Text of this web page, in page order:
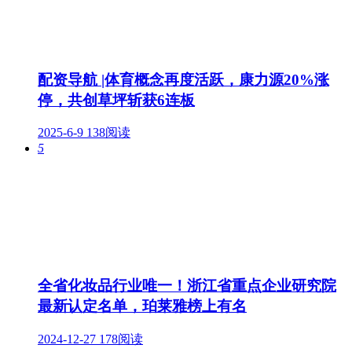
配资导航 |体育概念再度活跃，康力源20%涨
停，共创草坪斩获6连板
2025-6-9 138阅读
5
全省化妆品行业唯一！浙江省重点企业研究院
最新认定名单，珀莱雅榜上有名
2024-12-27 178阅读